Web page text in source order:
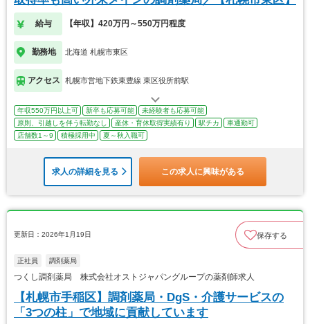
給与 【年収】420万円～550万円程度
勤務地 北海道 札幌市東区
アクセス 札幌市営地下鉄東豊線 東区役所前駅
年収550万円以上可 新卒も応募可能
未経験者も応募可能
原則、引越しを伴う転勤なし
産休・育休取得実績有り 駅チカ
車通勤可
店舗数1～9
積極採用中 夏～秋入職可
求人の詳細を見る この求人に興味がある
更新日：2026年1月19日 保存する
正社員 調剤薬局
つくし調剤薬局 株式会社オストジャパングループの薬剤師求人
【札幌市手稲区】調剤薬局・DgS・介護サービスの
「3つの柱」で地域に貢献しています